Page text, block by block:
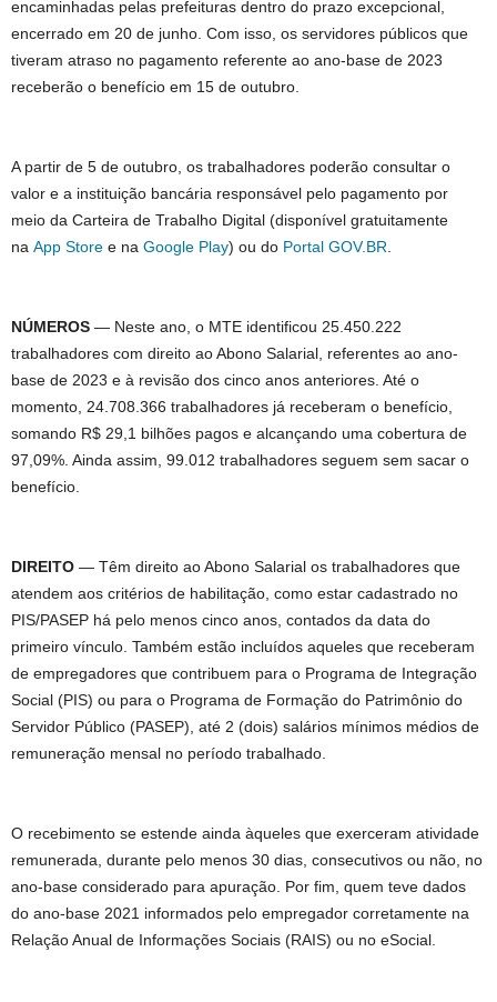
encaminhadas pelas prefeituras dentro do prazo excepcional,
encerrado em 20 de junho. Com isso, os servidores públicos que
tiveram atraso no pagamento referente ao ano-base de 2023
receberão o benefício em 15 de outubro.
A partir de 5 de outubro, os trabalhadores poderão consultar o
valor e a instituição bancária responsável pelo pagamento por
meio da Carteira de Trabalho Digital (disponível gratuitamente
na App Store e na Google Play) ou do Portal GOV.BR.
NÚMEROS — Neste ano, o MTE identificou 25.450.222
trabalhadores com direito ao Abono Salarial, referentes ao ano-
base de 2023 e à revisão dos cinco anos anteriores. Até o
momento, 24.708.366 trabalhadores já receberam o benefício,
somando R$ 29,1 bilhões pagos e alcançando uma cobertura de
97,09%. Ainda assim, 99.012 trabalhadores seguem sem sacar o
benefício.
DIREITO — Têm direito ao Abono Salarial os trabalhadores que
atendem aos critérios de habilitação, como estar cadastrado no
PIS/PASEP há pelo menos cinco anos, contados da data do
primeiro vínculo. Também estão incluídos aqueles que receberam
de empregadores que contribuem para o Programa de Integração
Social (PIS) ou para o Programa de Formação do Patrimônio do
Servidor Público (PASEP), até 2 (dois) salários mínimos médios de
remuneração mensal no período trabalhado.
O recebimento se estende ainda àqueles que exerceram atividade
remunerada, durante pelo menos 30 dias, consecutivos ou não, no
ano-base considerado para apuração. Por fim, quem teve dados
do ano-base 2021 informados pelo empregador corretamente na
Relação Anual de Informações Sociais (RAIS) ou no eSocial.